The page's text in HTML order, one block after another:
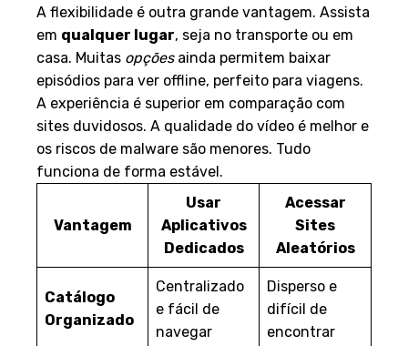
A flexibilidade é outra grande vantagem. Assista
em qualquer lugar, seja no transporte ou em
casa. Muitas opçõesainda permitem baixar
episódios para ver offline, perfeito para viagens.
A experiência é superior em comparação com
sites duvidosos. A qualidade do vídeo é melhor e
os riscos de malware são menores. Tudo
funciona de forma estável.
Vantagem
Usar
Aplicativos
Dedicados
Acessar
Sites
Aleatórios
Catálogo
Organizado
Centralizado
e fácil de
navegar
Disperso e
difícil de
encontrar